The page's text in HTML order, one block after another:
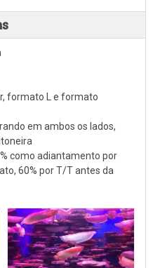
formato L e formato
em ambos os lados,
como adiantamento por
60% por T/T antes da